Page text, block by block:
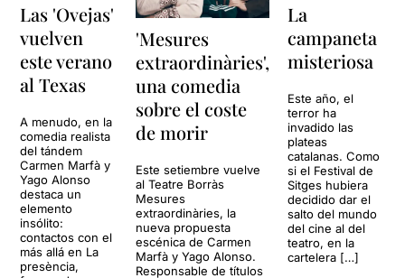
Las 'Ovejas'
vuelven
este verano
al Texas
A menudo, en la
comedia realista
del tándem
Carmen Marfà y
Yago Alonso
destaca un
elemento
insólito:
contactos con el
más allá en La
presència,
'Mesures
extraordinàries',
una comedia
sobre el coste
de morir
Este setiembre vuelve
al Teatre Borràs
Mesures
extraordinàries, la
nueva propuesta
escénica de Carmen
Marfà y Yago Alonso.
Responsable de títulos
La
campaneta
misteriosa
Este año, el
terror ha
invadido las
plateas
catalanas. Como
si el Festival de
Sitges hubiera
decidido dar el
salto del mundo
del cine al del
teatro, en la
cartelera […]